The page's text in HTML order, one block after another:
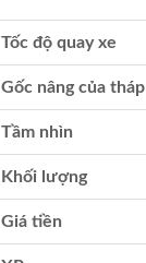
Tốc độ quay xe
Gốc nâng của tháp
Tầm nhìn
Khối lượng
Giá tiền